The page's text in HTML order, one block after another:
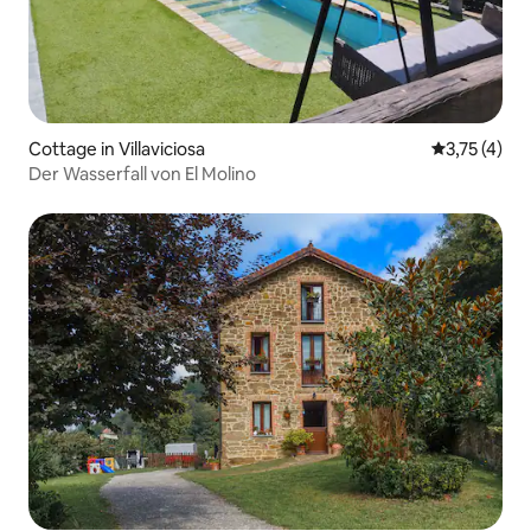
Cottage in Villaviciosa
3,75 (4)
Der Wasserfall von El Molino